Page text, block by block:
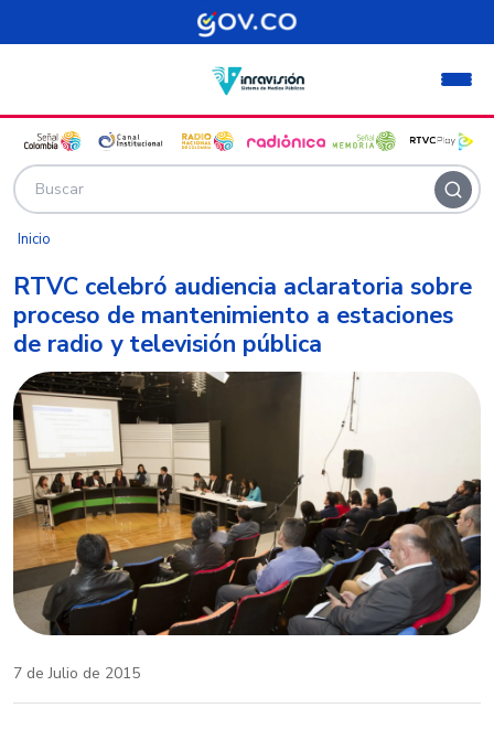
Pasar al contenido principal
Inicio
RTVC celebró audiencia aclaratoria sobre
proceso de mantenimiento a estaciones
de radio y televisión pública
7 de Julio de 2015